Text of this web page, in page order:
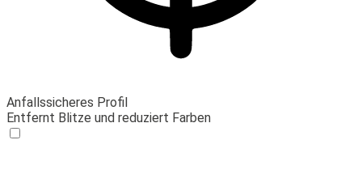
Anfallssicheres Profil
Entfernt Blitze und reduziert Farben